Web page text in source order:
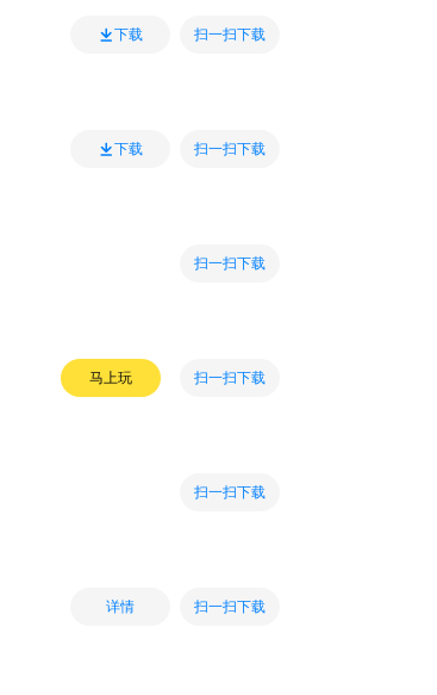
下载 扫一扫下载
下载 扫一扫下载
扫一扫下载
马上玩 扫一扫下载
扫一扫下载
详情 扫一扫下载